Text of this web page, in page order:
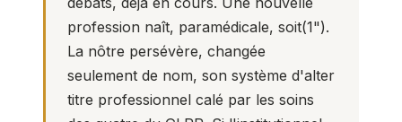
profession naît, paramédicale, soit(1").
La nôtre persévère, changée
seulement de nom, son système d'alter
titre professionnel calé par les soins